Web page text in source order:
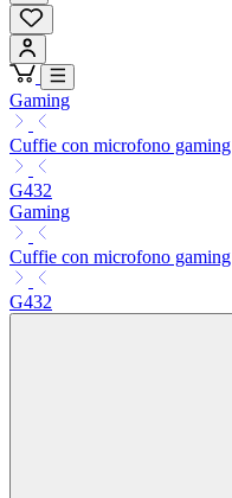
Gaming
Cuffie con microfono gaming
G432
Gaming
Cuffie con microfono gaming
G432